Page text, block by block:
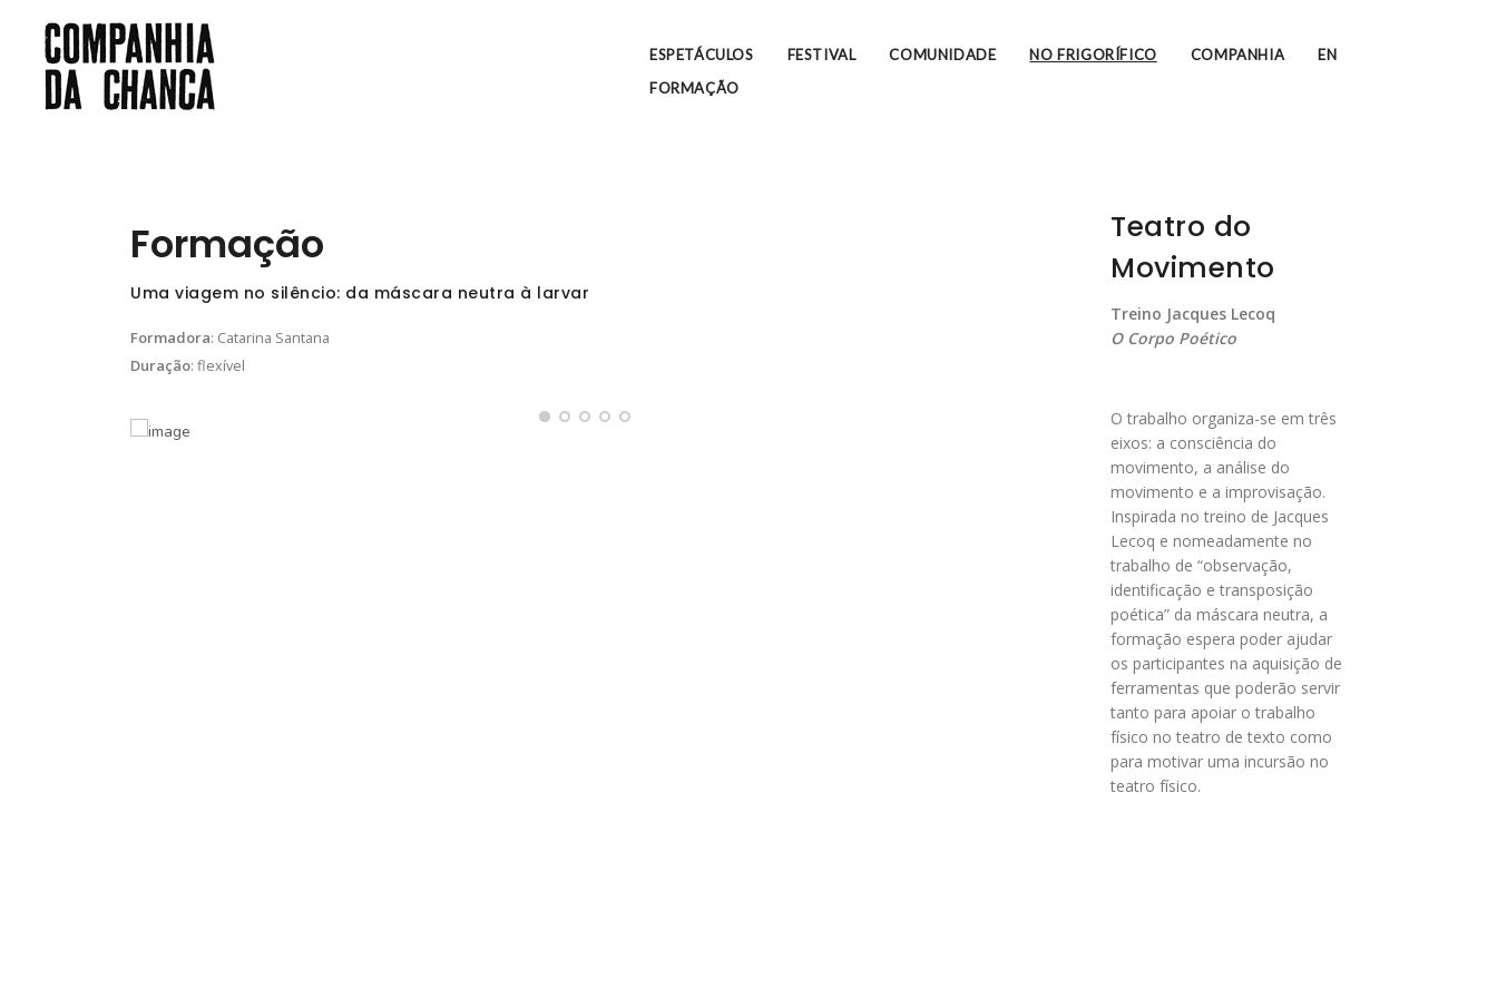
ESPETÁCULOS FESTIVAL COMUNIDADE NO FRIGORÍFICO COMPANHIA
EN
FORMAÇÃO
Formação
Uma viagem no silêncio: da máscara neutra à larvar
Formadora: Catarina Santana
Duração: flexível
Teatro do
Movimento
Treino Jacques Lecoq
O Corpo Poético
O trabalho organiza-se em três
eixos: a consciência do
movimento, a análise do
movimento e a improvisação.
Inspirada no treino de Jacques
Lecoq e nomeadamente no
trabalho de “observação,
identificação e transposição
poética” da máscara neutra, a
formação espera poder ajudar
os participantes na aquisição de
ferramentas que poderão servir
tanto para apoiar o trabalho
físico no teatro de texto como
para motivar uma incursão no
teatro físico.